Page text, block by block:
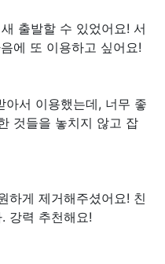
출발할 수 있었어요! 서
에 또 이용하고 싶어요!
아서 이용했는데, 너무 좋
것들을 놓치지 않고 잡
하게 제거해주셨어요! 친
강력 추천해요!